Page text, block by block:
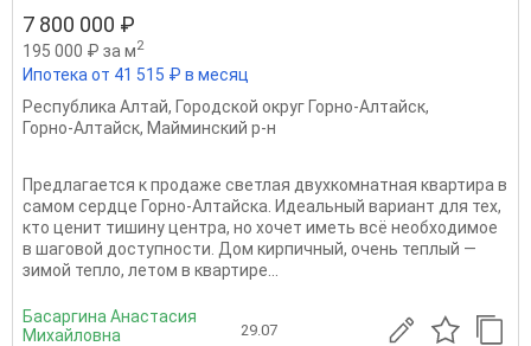
7 800 000 ₽
195 000 ₽ за м2
Ипотека от 41 515 ₽ в месяц
Республика Алтай, Городской округ Горно-Алтайск,
Горно-Алтайск, Майминский р-н
Предлагается к продаже светлая двухкомнатная квартира в
самом сердце Горно-Алтайска. Идеальный вариант для тех,
кто ценит тишину центра, но хочет иметь всё необходимое
в шаговой доступности. Дом кирпичный, очень теплый —
зимой тепло, летом в квартире...
Басаргина Анастасия
Михайловна
29.07